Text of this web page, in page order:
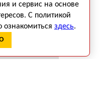
и сервис на основе
С политикой
здесь.